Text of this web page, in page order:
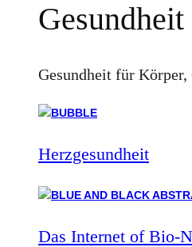
Gesundheit
Gesundheit für
Herzgesundheit
Das Internet of Bio-